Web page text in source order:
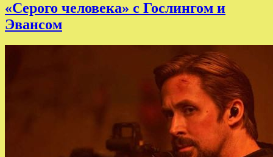
«Серого человека» с Гослингом и
Эвансом